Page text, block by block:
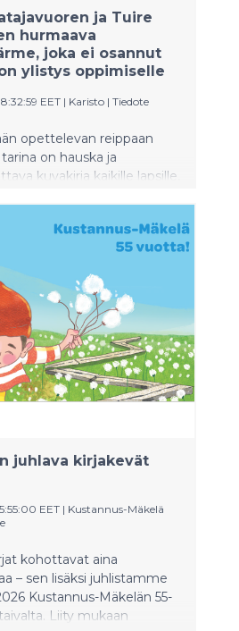
ja Tuire
hurmaava
joka ei osannut
ylistys oppimiselle
EET | Karisto | Tiedote
opettelevan reippaan
on hauska ja
kuvakirja kaikille lapsille,
juhlava kirjakevät
EET | Kustannus-Mäkelä
kohottavat aina
– sen lisäksi juhlistamme
Kustannus-Mäkelän 55-
Liity mukaan